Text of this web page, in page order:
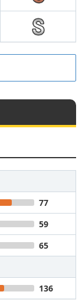
77
59
65
136